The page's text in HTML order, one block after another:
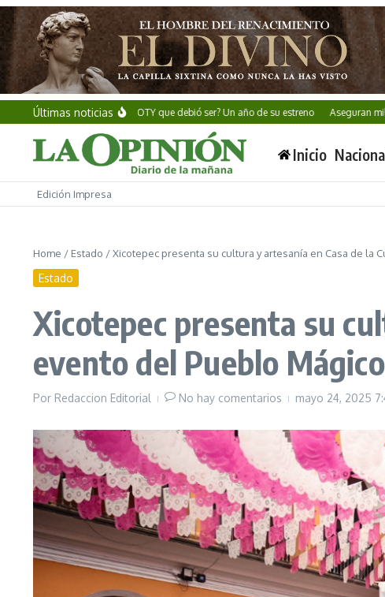
Saltar al contenido
Últimas noticias
Alan Wake II: ¿El GOTY que debió ser? Un año de su estreno Aseguran millones de
Inicio
Edición Impresa
Home / Estado /Xicotepec presenta su cultura y artesanía en Casa de la
Estado
Xicotepec presenta su
evento del Pueblo Mágico
Por Redaccion Editorial No hay comentarios mayo 24, 2025